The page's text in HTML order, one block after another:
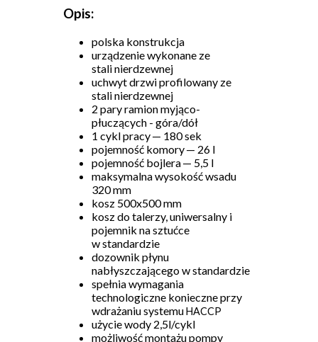
Opis:
polska konstrukcja
urządzenie wykonane ze
stali nierdzewnej
uchwyt drzwi profilowany ze
stali nierdzewnej
2 pary ramion myjąco-
płuczących - góra/dół
1 cykl pracy — 180 sek
pojemność komory — 26 l
pojemność bojlera — 5,5 l
maksymalna wysokość wsadu
320 mm
kosz 500x500 mm
kosz do talerzy, uniwersalny i
pojemnik na sztućce
w standardzie
dozownik płynu
nabłyszczającego w standardzie
spełnia wymagania
technologiczne konieczne przy
wdrażaniu systemuHACCP
użycie wody 2,5l/cykl
możliwość montażu pompy